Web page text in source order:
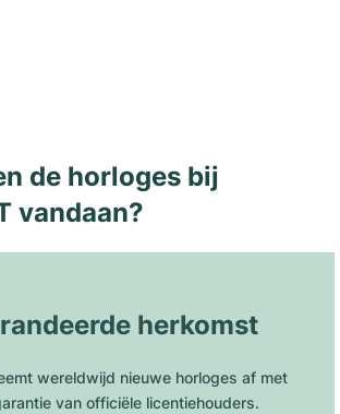
de horloges bij
vandaan?
herkomst
wereldwijd nieuwe horloges af met
van officiële licentiehouders.